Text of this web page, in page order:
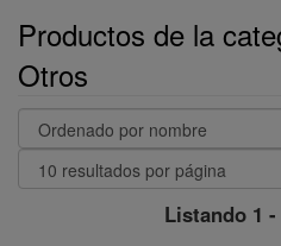
Productos de la
Otros
Listando 1 -